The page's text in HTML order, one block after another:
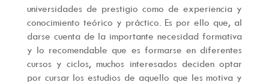
universidades de prestigio como de experiencia y
conocimiento teórico y práctico. Es por ello que, al
darse cuenta de la importante necesidad formativa
y lo recomendable que es formarse en diferentes
cursos y ciclos, muchos interesados deciden optar
por cursar los estudios de aquello que les motiva y